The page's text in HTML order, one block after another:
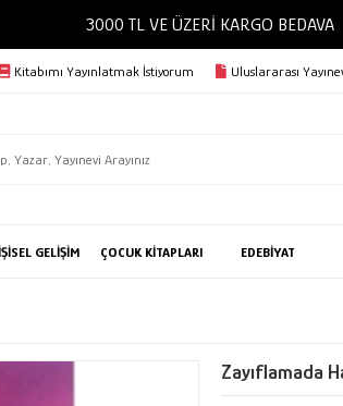
3000 TL VE ÜZERİ
Kitabımı Yayınlatmak İstiyorum Uluslararası
GELİŞİM ÇOCUK KİTAPLARI EDEBİYAT
Zayıflamada